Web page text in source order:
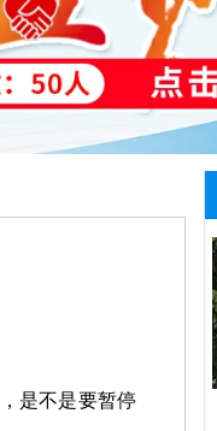
是不是要暂停